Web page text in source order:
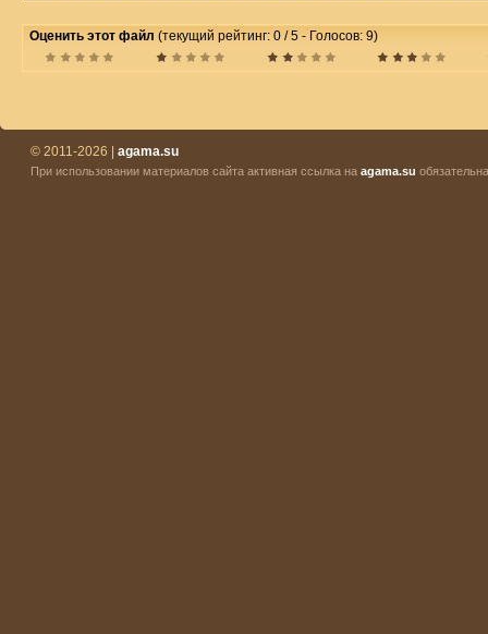
Оценить этот файл (текущий рейтинг: 0 / 5 - Голосов: 9)
© 2011-2026 | agama.su
При использовании материалов сайта активная ссылка на agama.su